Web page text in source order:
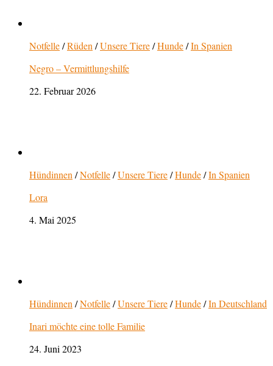
Notfelle/Rüden/Unsere Tiere/Hunde/In Spanien
Negro – Vermittlungshilfe
22. Februar 2026
Hündinnen/Notfelle/Unsere Tiere/Hunde/In Spanien
Lora
4. Mai 2025
Hündinnen/Notfelle/Unsere Tiere/Hunde/In Deutschland
Inari möchte eine tolle Familie
24. Juni 2023